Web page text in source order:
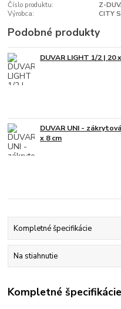
Číslo produktu:
Z-
Výrobca:
CITY
Podobné produkty
DUVAR LIGHT 1/2 | 20
DUVAR UNI -
x 8 cm
Kompletné špecifikácie
Na stiahnutie
Kompletné špecifikácie